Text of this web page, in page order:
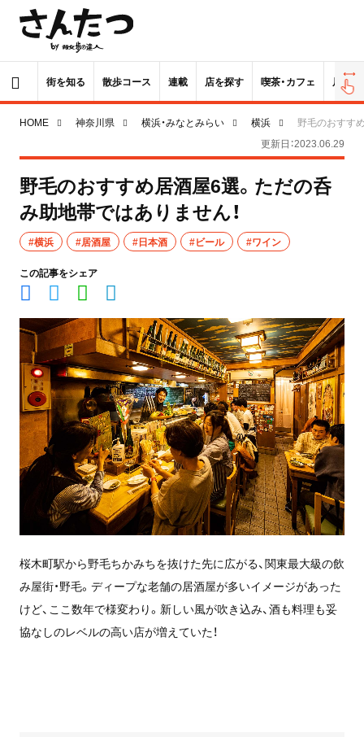
街を知る 散歩コース 連載 店を探す 喫茶・カフェ 居酒屋
HOME 神奈川県 横浜・みなとみらい 横浜
野毛のおすす
更新日：2023.06.29
野毛のおすすめ居酒屋6選。ただの呑
み助地帯ではありません！
#横浜 #居酒屋 #日本酒 #ビール #ワイン
この記事をシェア
桜木町駅から野毛ちかみちを抜けた先に広がる、関東最大級の飲
み屋街・野毛。ディープな老舗の居酒屋が多いイメージがあった
けど、ここ数年で様変わり。新しい風が吹き込み、酒も料理も妥
協なしのレベルの高い店が増えていた！